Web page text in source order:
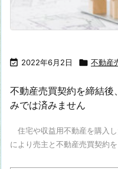
 2022年6月2日  不動産
不動産売買契約を締結
みでは済みません
住宅や収益用不動産を購入
により売主と不動産売買契約